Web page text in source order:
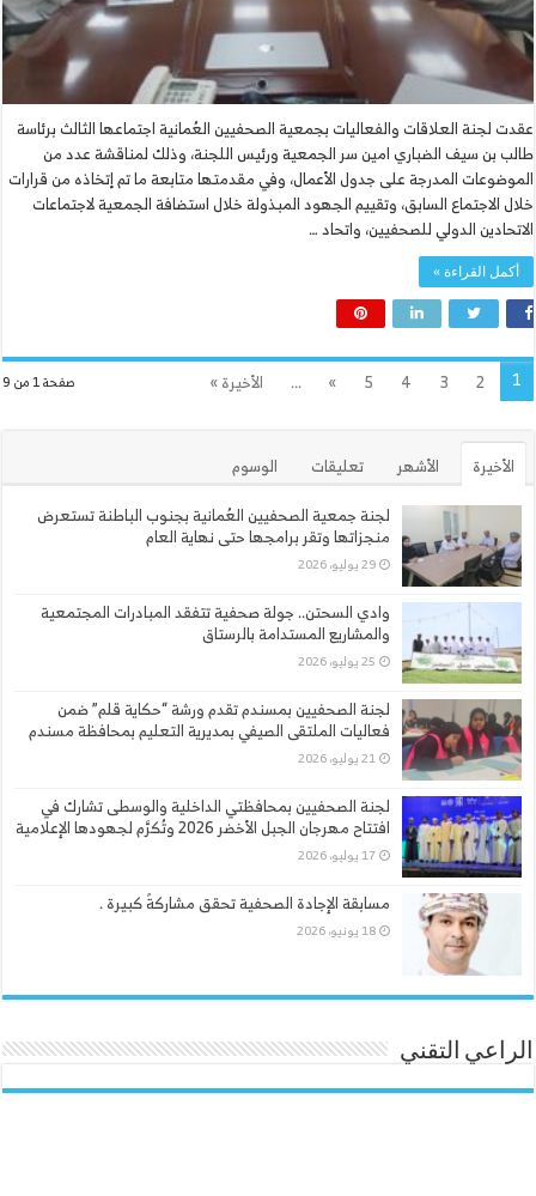
عقدت لجنة العلاقات والفعاليات بجمعية الصحفيين العُمانية اجتماعها الثالث برئاسة
طالب بن سيف الضباري امين سر الجمعية ورئيس اللجنة، وذلك لمناقشة عدد من
الموضوعات المدرجة على جدول الأعمال، وفي مقدمتها متابعة ما تم إتخاذه من قرارات
خلال الاجتماع السابق، وتقييم الجهود المبذولة خلال استضافة الجمعية لاجتماعات
الاتحادين الدولي للصحفيين، واتحاد …
أكمل القراءة »
صفحة 1 من 9 1
2
3
4
5
»
... الأخيرة »
الأخيرة الأشهر تعليقات
الوسوم
لجنة جمعية الصحفيين العُمانية بجنوب الباطنة تستعرض
منجزاتها وتقر برامجها حتى نهاية العام
29 يوليو، 2026
وادي السحتن.. جولة صحفية تتفقد المبادرات المجتمعية
والمشاريع المستدامة بالرستاق
25 يوليو، 2026
لجنة الصحفيين بمسندم تقدم ورشة “حكاية قلم” ضمن
فعاليات الملتقى الصيفي بمديرية التعليم بمحافظة مسندم
21 يوليو، 2026
لجنة الصحفيين بمحافظتي الداخلية والوسطى تشارك في
افتتاح مهرجان الجبل الأخضر 2026 وتُكرَّم لجهودها الإعلامية
17 يوليو، 2026
مسابقة الإجادة الصحفية تحقق مشاركةً كبيرة .
18 يونيو، 2026
الراعي التقني